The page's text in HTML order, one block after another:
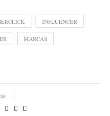
INFLUENCER
MARCAS